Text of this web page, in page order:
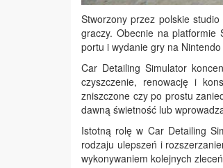
Stworzony przez polskie
graczy. Obecnie na
portu i wydanie gry na
Car Detailing Simulator
czyszczenie, renowację i
zniszczone czy po prostu
dawną świetność lub
Istotną rolę w Car Detailing
rodzaju ulepszeń i
wykonywaniem kolejnych